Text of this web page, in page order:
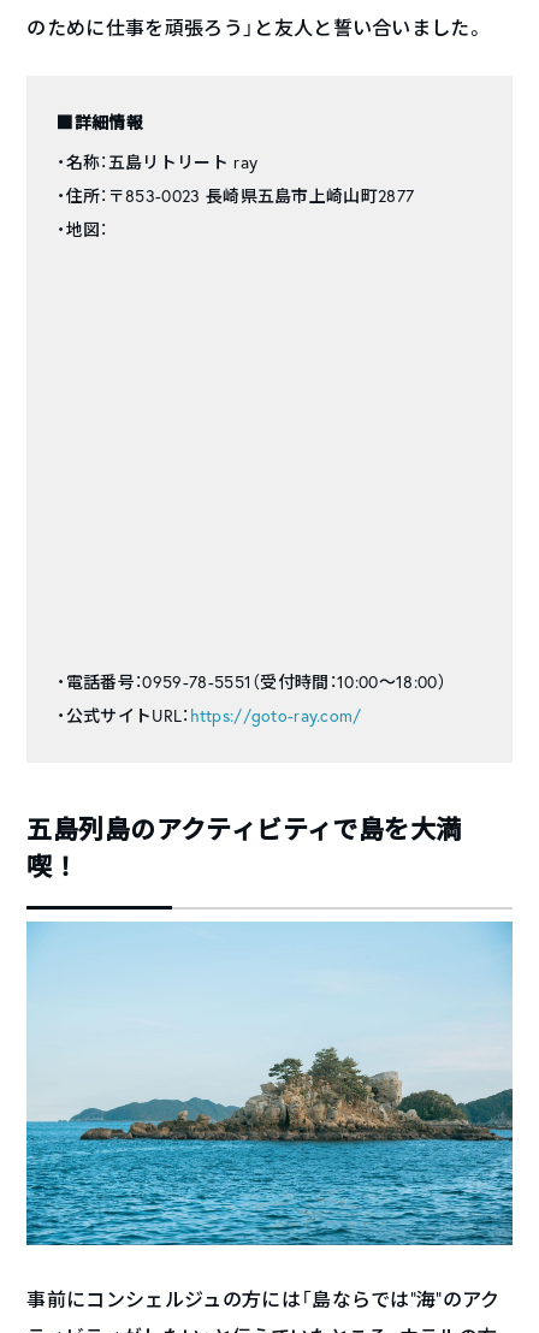
のために仕事を頑張ろう」と友人と誓い合いました。
■詳細情報
・名称：五島リトリート ray
・住所：〒853-0023 長崎県五島市上崎山町2877
・地図：
・電話番号：0959-78-5551（受付時間：10:00〜18:00）
・公式サイトURL： https://goto-ray.com/
五島列島のアクティビティで島を大満
喫！
事前にコンシェルジュの方には「島ならでは”海”のアク